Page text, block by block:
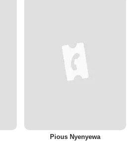
Pious Nyenyewa